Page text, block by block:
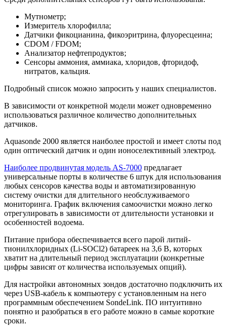
Мутнометр;
Измеритель хлорофилла;
Датчики фикоцианина, фикоэритрина, флуоресцеина;
CDOM / FDOM;
Анализатор нефтепродуктов;
Сенсоры аммония, аммиака, хлоридов, фторидоф,
нитратов, кальция.
Подробный список можно запросить у наших специалистов.
В зависимости от конкретной модели может одновременно
использоваться различное количество дополнительных
датчиков.
Aquasonde 2000 является наиболее простой и имеет слоты под
один оптический датчик и один ионоселективный электрод.
Наиболее продвинутая модель AS-7000 предлагает
универсальные порты в количестве 6 штук для использования
любых сенсоров качества воды и автоматизированную
систему очистки для длительного необслуживаемого
мониторинга. График включения самоочистки можно легко
отрегулировать в зависимости от длительности установки и
особенностей водоема.
Питание прибора обеспечивается всего парой литий-
тионилхлоридных (Li-SOCl2) батареек на 3,6 В, которых
хватит на длительный период эксплуатации (конкретные
цифры зависят от количества используемых опций).
Для настройки автономных зондов достаточно подключить их
через USB-кабель к компьютеру с установленным на него
программным обеспечением SondeLink. ПО интуитивно
понятно и разобраться в его работе можно в самые короткие
сроки.